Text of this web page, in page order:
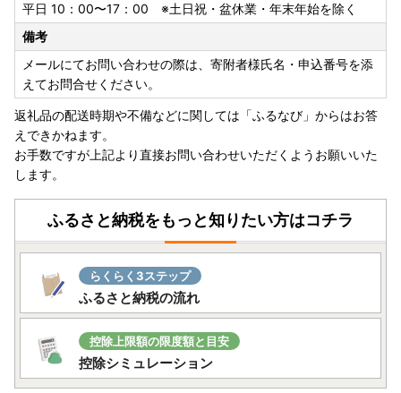
ださい。
◆返礼品ページに記載の納期よりお時間をいただく場合がご
ざいます。
【窓口対応日：土日祝除く平日10時～17時】
---------------------
ぎの場合にはダウンロードください。
■ワンストップ特例申請書提出先
〒811-2292
福岡県糟屋郡志免町志免中央1丁目1番1号
TEL：092-935-1854
平日 10：00〜17：00 ※土日祝・盆休業・年末年始を除く
備考
メールにてお問い合わせの際は、寄附者様氏名・申込番号を添
えてお問合せください。
返礼品の配送時期や不備などに関しては「ふるなび」からはお答
えできかねます。
お手数ですが上記より直接お問い合わせいただくようお願いいた
します。
ふるさと納税をもっと知りたい方はコチラ
らくらく3ステップ
ふるさと納税の流れ
控除上限額の限度額と目安
控除シミュレーション